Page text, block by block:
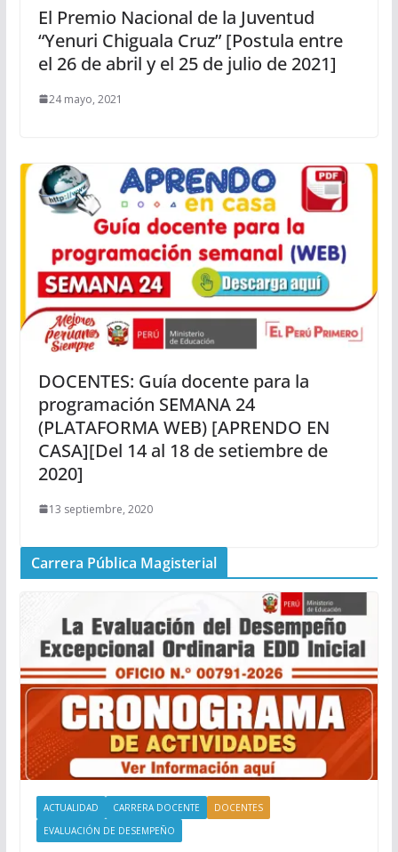
El Premio Nacional de la Juventud
“Yenuri Chiguala Cruz” [Postula entre
el 26 de abril y el 25 de julio de 2021]
24 mayo, 2021
DOCENTES: Guía docente para la
programación SEMANA 24
(PLATAFORMA WEB) [APRENDO EN
CASA][Del 14 al 18 de setiembre de
2020]
13 septiembre, 2020
Carrera Pública Magisterial
ACTUALIDAD CARRERA DOCENTE
DOCENTES
EVALUACIÓN DE DESEMPEÑO